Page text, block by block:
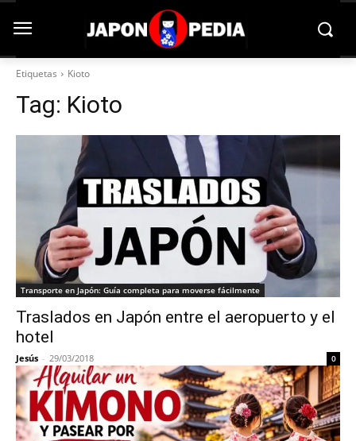
Etiquetas Kioto
Tag: Kioto
Transporte en Japón: Guía completa para moverse fácilmente
Traslados en Japón entre el aeropuerto y el
hotel
Jesús - 29/03/2018 0